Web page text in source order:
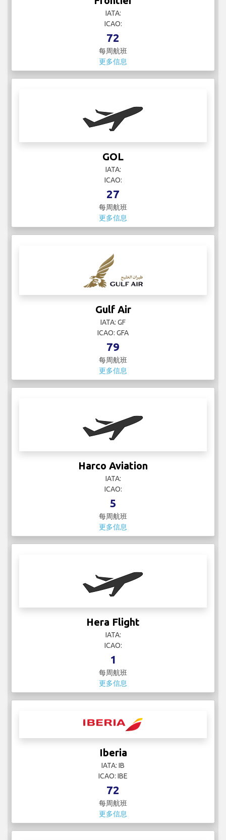
IATA:
ICAO:
72
每周航班
更多信息
GOL
IATA:
ICAO:
27
每周航班
更多信息
Gulf Air
IATA: GF
ICAO: GFA
79
每周航班
更多信息
Harco Aviation
IATA:
ICAO:
5
每周航班
更多信息
Hera Flight
IATA:
ICAO:
1
每周航班
更多信息
Iberia
IATA: IB
ICAO: IBE
72
每周航班
更多信息